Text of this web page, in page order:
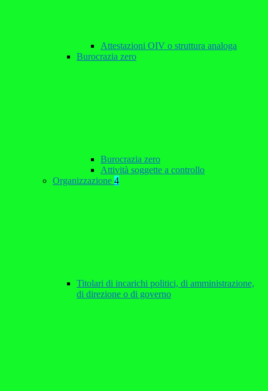
Attestazioni OIV o struttura analoga
Burocrazia zero
Burocrazia zero
Attività soggette a controllo
Organizzazione 4
Titolari di incarichi politici, di amministrazione,
di direzione o di governo